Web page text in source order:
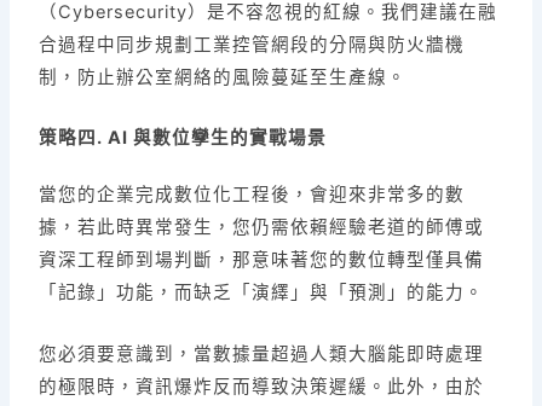
（Cybersecurity）是不容忽視的紅線。我們建議在融
合過程中同步規劃工業控管網段的分隔與防火牆機
制，防止辦公室網絡的風險蔓延至生產線。
策略四. AI 與數位孿生的實戰場景
當您的企業完成數位化工程後，會迎來非常多的數
據，若此時異常發生，您仍需依賴經驗老道的師傅或
資深工程師到場判斷，那意味著您的數位轉型僅具備
「記錄」功能，而缺乏「演繹」與「預測」的能力。
您必須要意識到，當數據量超過人類大腦能即時處理
的極限時，資訊爆炸反而導致決策遲緩。此外，由於